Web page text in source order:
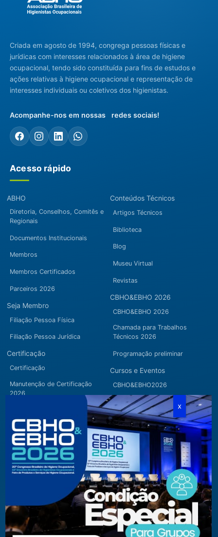
Criada em agosto de 1994, congrega pessoas físicas e
jurídicas com interesses relacionados à área de higiene
ocupacional, tendo sido constituída para fins de estudos e
ações relativas à higiene ocupacional e representação de
interesses individuais ou coletivos dos higienistas.
Acompanhe-nos em nossas redes sociais!
Acesso rápido
ABHO
Diretoria, Conselhos, Comitês e
Regionais
Documentos Institucionais
Membros
Membros Certificados
Parceiros 2026
Seja Membro
Filiação Pessoa Física
Filiação Pessoa Jurídica
Certificação
Certificação
Manutenção de Certificação
2026
Conteúdos Técnicos
Artigos Técnicos
Biblioteca
Blog
Museu Virtual
Revistas
CBHO&EBHO 2026
CBHO&EBHO 2026
Chamada para Trabalhos
Técnicos 2026
Programação preliminar
Cursos e Eventos
CBHO&EBHO2026
Cursos Modulares
Eventos Apoiados
Eventos Regionais
Loja
Fone/Fax: